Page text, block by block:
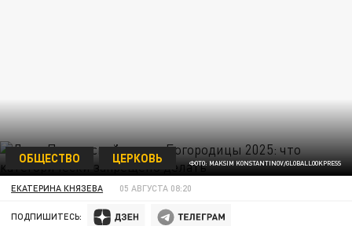
ФОТО: MAKSIM KONSTANTINOV/GLOBALLOOKPRESS
ОБЩЕСТВО ЦЕРКОВЬ
ЕКАТЕРИНА КНЯЗЕВА 05 АВГУСТА 08:20
ПОДПИШИТЕСЬ: